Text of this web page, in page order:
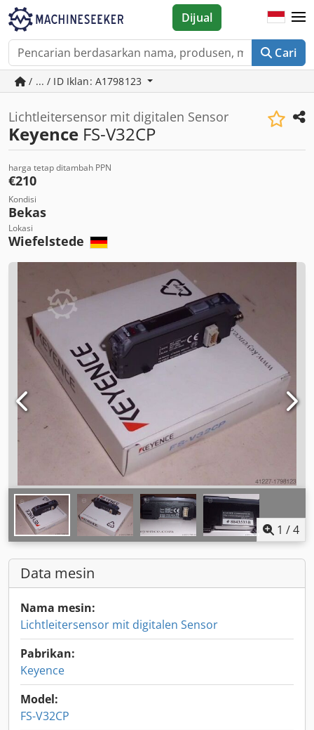
Cari
Dijual
/ ... / ID Iklan: A1798123
Lichtleitersensor mit digitalen Sensor
Keyence FS-V32CP
harga tetap ditambah PPN
€210
Kondisi
Bekas
Lokasi
Wiefelstede
1 /4
Data mesin
Nama mesin:
Lichtleitersensor mit digitalen Sensor
Pabrikan:
Keyence
Model:
FS-V32CP